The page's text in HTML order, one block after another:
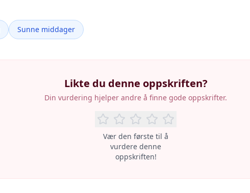
Sunne middager
Likte du denne oppskriften?
Din vurdering hjelper andre å finne gode oppskrifter.
Vær den første til å
vurdere denne
oppskriften!